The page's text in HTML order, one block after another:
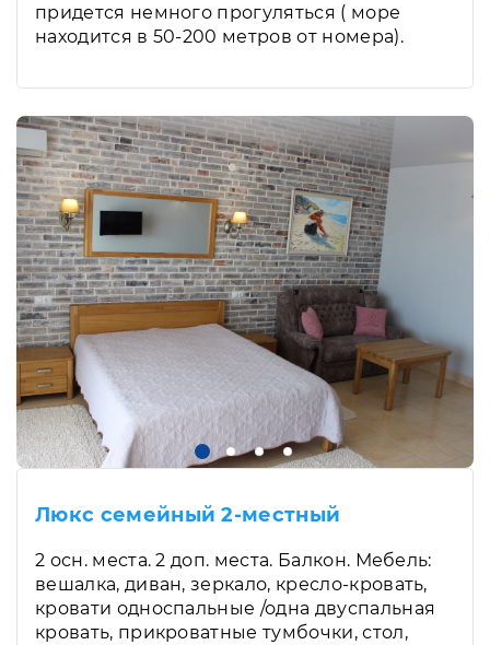
придется немного прогуляться ( море
находится в 50-200 метров от номера).
Люкс семейный 2-местный
2 осн. места. 2 доп. места. Балкон. Мебель:
вешалка, диван, зеркало, кресло-кровать,
кровати односпальные /одна двуспальная
кровать, прикроватные тумбочки, стол,